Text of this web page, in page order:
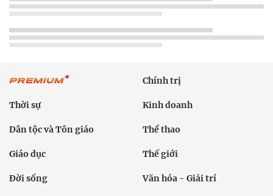
Chính trị
Thời sự Kinh doanh
Dân tộc và Tôn giáo Thể thao
Giáo dục Thế giới
Đời sống Văn hóa - Giải trí